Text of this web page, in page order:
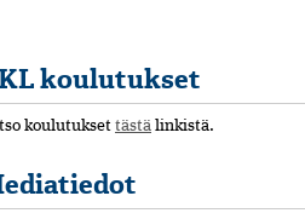
koulutukset
koulutukset tästä linkistä.